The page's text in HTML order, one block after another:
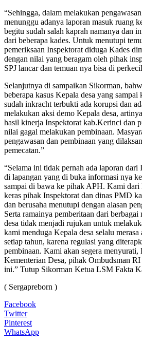
“Sehingga, dalam melakukan
menunggu adanya laporan masuk ruang
begitu sudah salah kaprah namanya dan
dari beberapa kades. Untuk menutupi
pemeriksaan Inspektorat diduga Kades
dengan nilai yang beragam oleh pihak
SPJ lancar dan temuan nya bisa di
Selanjutnya di sampaikan Sikorman,
beberapa kasus Kepala desa yang
sudah inkracht terbukti ada korupsi dan
melakukan aksi demo Kepala desa,
hasil kinerja Inspektorat kab.Kerinci dan
nilai gagal melakukan pembinaan.
pengawasan dan pembinaan yang
pemecatan.”
“Selama ini tidak pernah ada laporan dari
di lapangan yang di buka informasi nya
sampai di bawa ke pihak APH. Kami dari
keras pihak Inspektorat dan dinas PMD
dan berusaha menutupi dengan alasan
Serta ramainya pemberitaan dari berbagai
desa tidak menjadi rujukan untuk
kami menduga Kepala desa selalu
setiap tahun, karena regulasi yang
pembinaan. Kami akan segera
Kementerian Desa, pihak Ombudsman
ini.” Tutup Sikorman Ketua LSM Fakta
( Sergapreborn )
Facebook
Twitter
Pinterest
WhatsApp